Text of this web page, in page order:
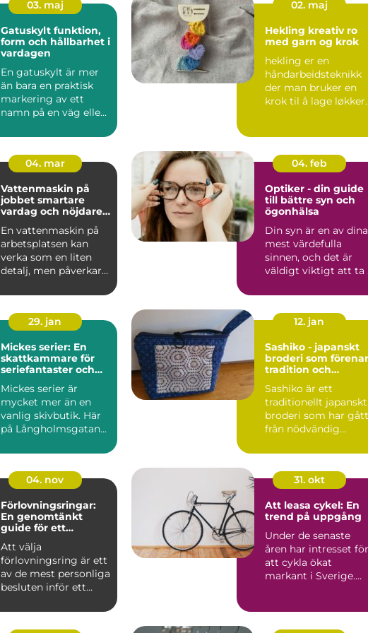
03. maj
Gatuskylt funktion,
form och hållbarhet i
vardagen
En gatuskylt är mer
än bara en praktisk
markering av ett
namn på en väg eller
hur...
02. maj
Hekling kreativ ro
med garn og krok
hekling er en
håndarbeidsteknikk
der man bruker en
krok til å lage løkker
04. mar
Vattenmaskin på
jobbet smartare
vardag och nöjdare
En vattenmaskin på
arbetsplatsen kan
verka som en liten
detalj, men påverkar
och...
04. feb
Optiker - din guide
till bättre syn och
ögonhälsa
Din syn är en av dina
mest värdefulla
sinnen, och det är
väldigt viktigt att ta
29. jan
Mickes serier: En
skattkammare för
seriefantaster och
Mickes serier är
mycket mer än en
vanlig skivbutik. Här
på Långholmsgatan...
12. jan
Sashiko - japanskt
broderi som förenar
tradition och
Sashiko är ett
traditionellt japanskt
broderi som har gått
från nödvändig...
04. nov
Förlovningsringar:
En genomtänkt
guide för ett
Att välja
förlovningsring är ett
av de mest personliga
besluten inför ett
31. okt
Att leasa cykel: En
trend på uppgång
Under de senaste
åren har intresset för
att cykla ökat
markant i Sverige.